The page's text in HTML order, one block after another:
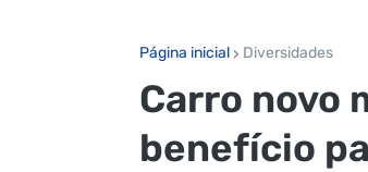
Página inicial Diversidades
Carro novo
benefício